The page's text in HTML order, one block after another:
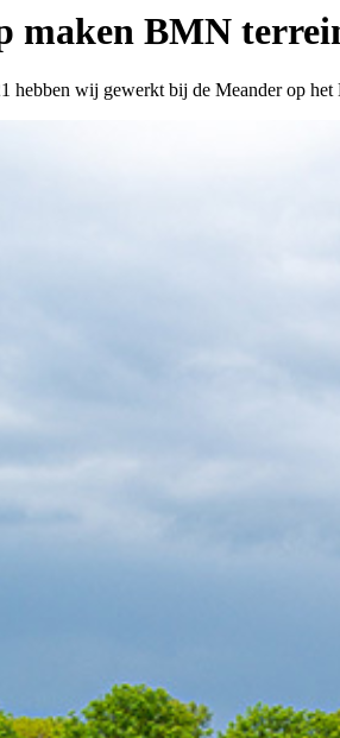
maken BMN
hebben wij gewerkt bij de Meander op